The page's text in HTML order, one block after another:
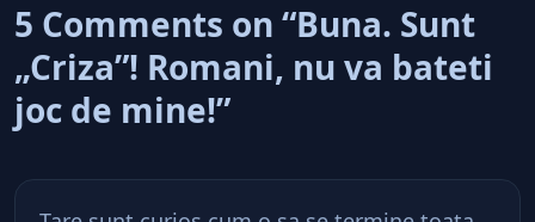
5 Comments on “Buna. Sunt
„Criza”! Romani, nu va bateti
joc de mine!”